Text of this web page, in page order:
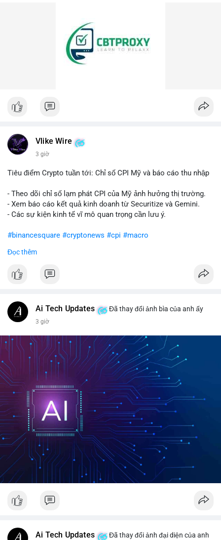
Vlike Wire
3 giờ
Tiêu điểm Crypto tuần tới: Chỉ số CPI Mỹ và báo cáo thu nhập
- Theo dõi chỉ số lạm phát CPI của Mỹ ảnh hưởng thị trường.
- Xem báo cáo kết quả kinh doanh từ Securitize và Gemini.
- Các sự kiện kinh tế vĩ mô quan trọng cần lưu ý.
#binancesquare #cryptonews #cpi #macro
$btc $eth
#vlikevn #titanbot
Đọc thêm
Ai Tech Updates Đã thay đổi ảnh bìa của anh ấy
3 giờ
Ai Tech Updates
Đã thay đổi ảnh đại diện của anh